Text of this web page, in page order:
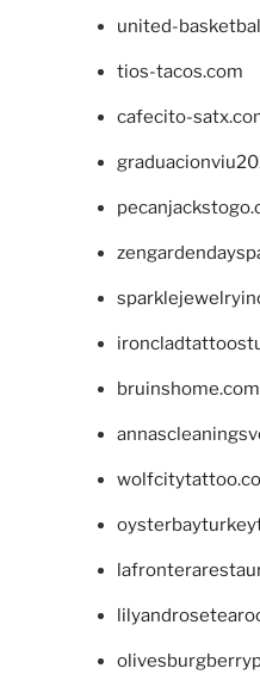
united-
tios-tacos.com
cafecito-
bruinshome.com